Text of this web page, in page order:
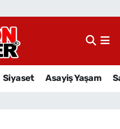
Siyaset Asayiş Yaşam